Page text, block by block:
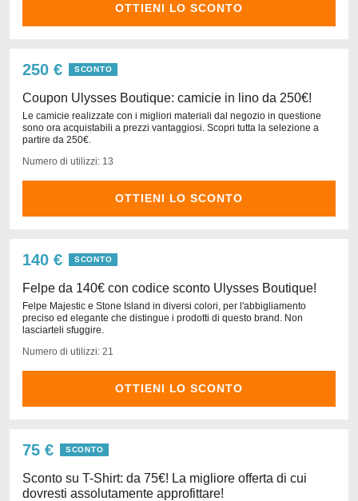
OTTIENI LO SCONTO
250 € SCONTO
Coupon Ulysses Boutique: camicie in lino da 250€!
Le camicie realizzate con i migliori materiali dal negozio in questione
sono ora acquistabili a prezzi vantaggiosi. Scopri tutta la selezione a
partire da 250€.
Numero di utilizzi: 13
OTTIENI LO SCONTO
140 € SCONTO
Felpe da 140€ con codice sconto Ulysses Boutique!
Felpe Majestic e Stone Island in diversi colori, per l'abbigliamento
preciso ed elegante che distingue i prodotti di questo brand. Non
lasciarteli sfuggire.
Numero di utilizzi: 21
OTTIENI LO SCONTO
75 € SCONTO
Sconto su T-Shirt: da 75€! La migliore offerta di cui
dovresti assolutamente approfittare!